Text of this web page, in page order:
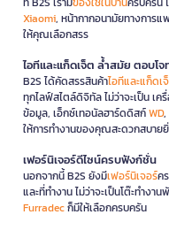
Xiaomi, หน้ากากอนามัยทางการแ
ให้คุณเลือกสรร
ไอทีและแก็ดเจ็ต ล้ำสมัย ตอบโ
B2S ได้คัดสรรสินค้าไอทีและแก็ดเ
ทุกไลฟ์สไตล์ดิจิทัล ไม่ว่าจะเป็น เค
ข้อมูล, เอ็กซ์เทอนัลฮาร์ดดิสก์WD,
ให้การทำงานของคุณสะดวกสบาย
เฟอร์นิเจอร์ดีไซน์ครบฟังก์ชั่น
นอกจากนี้ B2S ยังมีเฟอร์นิเจอร์ค
และที่ทำงาน ไม่ว่าจะเป็นโต๊ะทำงา
Furradecก็มีให้เลือกครบครัน